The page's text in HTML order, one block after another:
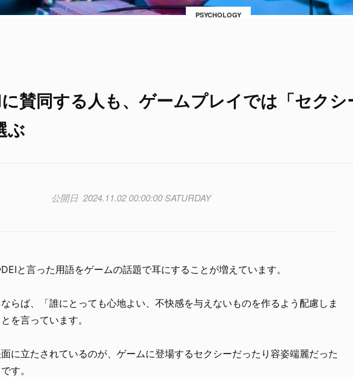
PSYCHOLOGY
賛同する人も、ゲームプレイでは「セクシ
ぶ
2024.11.02 00:00:00 SATURDAY
と言った用語をゲームの話題で耳にすることが増えています。
らば、「誰にとっても心地よい、不快感を与えないものを作るよう配慮しま
を言っています。
に立たされているのが、ゲームに登場するセクシーだったり容姿端麗だった
す。